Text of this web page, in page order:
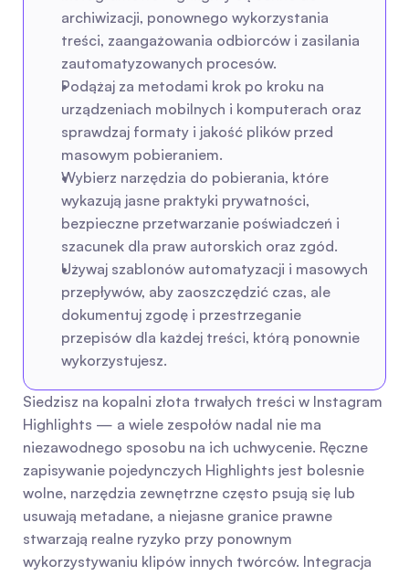
archiwizacji, ponownego wykorzystania
treści, zaangażowania odbiorców i zasilania
zautomatyzowanych procesów.
Podążaj za metodami krok po kroku na
urządzeniach mobilnych i komputerach oraz
sprawdzaj formaty i jakość plików przed
masowym pobieraniem.
Wybierz narzędzia do pobierania, które
wykazują jasne praktyki prywatności,
bezpieczne przetwarzanie poświadczeń i
szacunek dla praw autorskich oraz zgód.
Używaj szablonów automatyzacji i masowych
przepływów, aby zaoszczędzić czas, ale
dokumentuj zgodę i przestrzeganie
przepisów dla każdej treści, którą ponownie
wykorzystujesz.
Siedzisz na kopalni złota trwałych treści w Instagram
Highlights — a wiele zespołów nadal nie ma
niezawodnego sposobu na ich uchwycenie. Ręczne
zapisywanie pojedynczych Highlights jest bolesnie
wolne, narzędzia zewnętrzne często psują się lub
usuwają metadane, a niejasne granice prawne
stwarzają realne ryzyko przy ponownym
wykorzystywaniu klipów innych twórców. Integracja